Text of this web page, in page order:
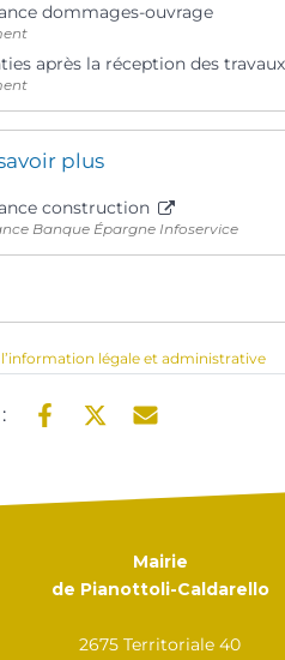
dommages-ouvrage
après la réception des travaux
plus
construction
Banque Épargne Infoservice
légale et administrative
Mairie
de Pianottoli-Caldarello
2675 Territoriale 40